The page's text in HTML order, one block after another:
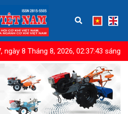
ngày 8 Tháng 8, 2026, 02:37:44 sáng